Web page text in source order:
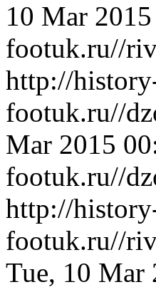
10 Mar
footuk.ru//
http://
footuk.ru//
Mar 2015
footuk.ru//
http://
footuk.ru//
Tue, 10 Mar